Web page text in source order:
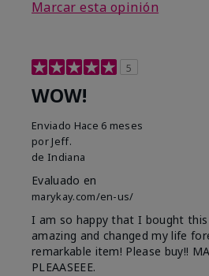
Marcar esta opinión
5
WOW!
Enviado Hace 6 meses
por Jeff.
de Indiana
Evaluado en
marykay.com/en-us/
I am so happy that I bought
amazing and changed my life
remarkable item! Please buy!!
PLEAASEEE.